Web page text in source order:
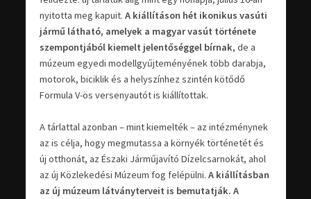
nyitotta meg kapuit. A kiállításon hét ikonikus vasúti
jármű látható, amelyek a magyar vasút története
szempontjából kiemelt jelentőséggel bírnak, de a
múzeum egyedi modellgyűjteményének több darabja,
motorok, biciklik és a helyszínhez szintén kötődő
Formula V-ös versenyautót is kiállítottak.
A tárlattal azonban – mint kiemelték – az intézménynek
az is célja, hogy megmutassa a környék történetét és
új otthonát, az Északi Járműjavító Dízelcsarnokát, ahol
az új Közlekedési Múzeum fog felépülni. A kiállításban
az új múzeum látványterveit is bemutatják. A